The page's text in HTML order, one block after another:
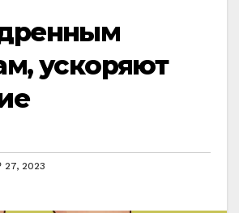
ускоряют
27, 2023